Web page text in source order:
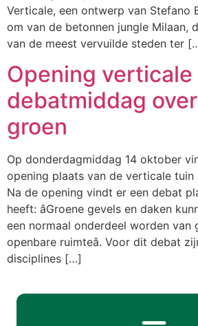
Verticale, een ontwerp van Stefano
om van de betonnen jungle Milaan,
van de meest vervuilde steden ter
Opening verticale
debatmiddag
groen
Op donderdagmiddag 14 oktober
opening plaats van de verticale tuin
Na de opening vindt er een debat
heeft: âGroene gevels en daken
een normaal onderdeel worden van
openbare ruimteâ. Voor dit debat
disciplines […]